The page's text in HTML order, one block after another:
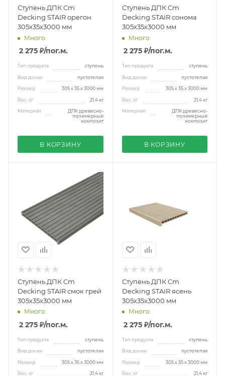
Ступень ДПК Cm
Decking STAIR орегон
305х35х3000 мм
Много
2 275 ₽/пог.м.
Тип продукта ступень
Вид доски пустотелая
Размер 305 х 35 х 3000 мм
Вес, кг 21,4 кг
Материал
ДПК древесно-
полимерный
композит
В КОРЗИНУ
Ступень ДПК Cm
Decking STAIR сонома
305х35х3000 мм
Много
2 275 ₽/пог.м.
Тип продукта ступень
Вид доски пустотелая
Размер 305 х 35 х 3000 мм
Вес, кг 21,4 кг
Материал
ДПК древесно-
полимерный
композит
В КОРЗИНУ
Ступень ДПК Cm
Decking STAIR смок грей
305х35х3000 мм
Много
2 275 ₽/пог.м.
Тип продукта ступень
Вид доски пустотелая
Размер 305 х 35 х 3000 мм
Вес, кг 21,4 кг
Ступень ДПК Cm
Decking STAIR ясень
305х35х3000 мм
Много
2 275 ₽/пог.м.
Тип продукта ступень
Вид доски пустотелая
Размер 305 х 35 х 3000 мм
Вес, кг 21,4 кг